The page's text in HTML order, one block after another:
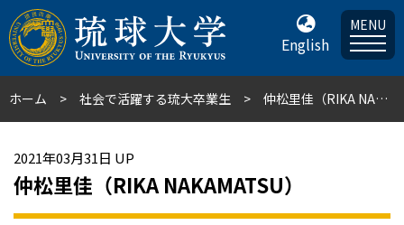
English
MENU
ホーム 社会で活躍する琉大卒業生 仲松里佳（RIKA NAKAMATSU）
2021年03月31日 UP
仲松里佳（RIKA NAKAMATSU）